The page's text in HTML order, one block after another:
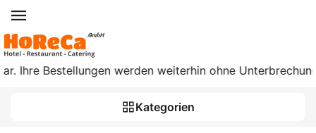
Bestellungen werden weiterhin ohne
Kategorien